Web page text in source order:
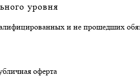
уровня
и не прошедших
оферта